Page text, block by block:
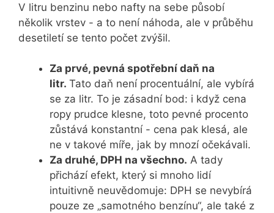
V litru benzinu nebo nafty na sebe působí
několik vrstev - a to není náhoda, ale v průběhu
desetiletí se tento počet zvýšil.
Za prvé, pevná spotřební daň na
litr. Tato daň není procentuální, ale vybírá
se za litr. To je zásadní bod: i když cena
ropy prudce klesne, toto pevné procento
zůstává konstantní - cena pak klesá, ale
ne v takové míře, jak by mnozí očekávali.
Za druhé, DPH na všechno. A tady
přichází efekt, který si mnoho lidí
intuitivně neuvědomuje: DPH se nevybírá
pouze ze „samotného benzínu“, ale také z